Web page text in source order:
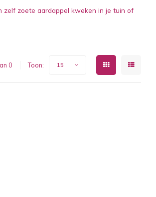
zelf zoete aardappel kweken in je tuin of
0 Toon: 15